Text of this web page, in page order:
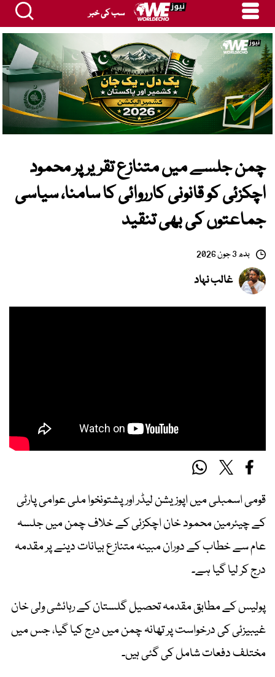
سب کی خبر
چمن جلسے میں متنازع تقریر پر محمود
اچکزئی کو قانونی کارروائی کا سامنا، سیاسی
جماعتوں کی بھی تنقید
بدھ 3 جون 2026
غالب نہاد
قومی اسمبلی میں اپوزیشن لیڈر اور پشتونخوا ملی عوامی پارٹی
کے چیئرمین محمود خان اچکزئی کے خلاف چمن میں جلسہ
عام سے خطاب کے دوران مبینہ متنازع بیانات دینے پر مقدمہ
درج کر لیا گیا ہے۔
پولیس کے مطابق مقدمہ تحصیل گلستان کے رہائشی ولی خان
غیبیزئی کی درخواست پر تھانہ چمن میں درج کیا گیا، جس میں
مختلف دفعات شامل کی گئی ہیں۔